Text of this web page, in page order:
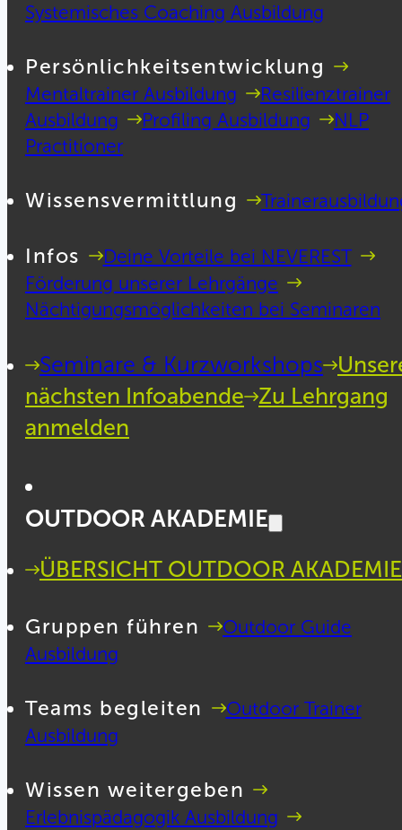
Systemisches Coaching Ausbildung
Persönlichkeitsentwicklung
Mentaltrainer Ausbildung
Resilienztrainer
Ausbildung
Profiling Ausbildung
NLP
Practitioner
Wissensvermittlung
Infos
Deine Vorteile bei NEVEREST
Förderung unserer Lehrgänge
Nächtigungsmöglichkeiten bei Seminaren
Seminare & Kurzworkshops
nächsten Infoabende Zu Lehrgang
anmelden
OUTDOOR AKADEMIE
ÜBERSICHT OUTDOOR AKADEMIE
Gruppen führen
Outdoor Guide
Ausbildung
Teams begleiten
Outdoor Trainer
Ausbildung
Wissen weitergeben
Erlebnispädagogik Ausbildung